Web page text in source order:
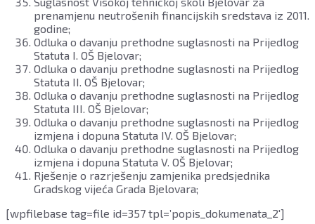
prenamjenu neutrošenih financijskih sredstava iz 2011.
godine;
Odluka o davanju prethodne suglasnosti na Prijedlog
Statuta I. OŠ Bjelovar;
Odluka o davanju prethodne suglasnosti na Prijedlog
Statuta II. OŠ Bjelovar;
Odluka o davanju prethodne suglasnosti na Prijedlog
Statuta III. OŠ Bjelovar;
Odluka o davanju prethodne suglasnosti na Prijedlog
izmjena i dopuna Statuta IV. OŠ Bjelovar;
Odluka o davanju prethodne suglasnosti na Prijedlog
izmjena i dopuna Statuta V. OŠ Bjelovar;
Rješenje o razrješenju zamjenika predsjednika
Gradskog vijeća Grada Bjelovara;
[wpfilebase tag=file id=357 tpl=’popis_dokumenata_2′]